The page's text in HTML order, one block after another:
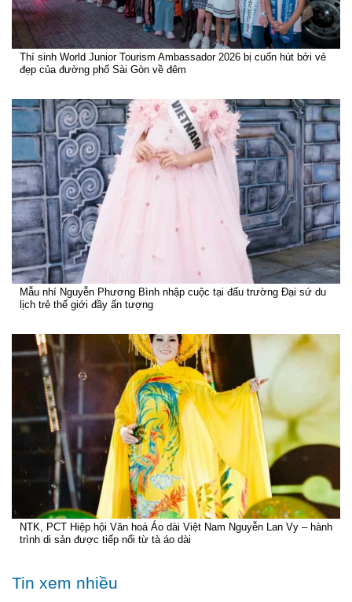
Thí sinh World Junior Tourism Ambassador 2026 bị cuốn hút bởi vẻ
đẹp của đường phố Sài Gòn về đêm
Mẫu nhí Nguyễn Phương Bình nhập cuộc tại đấu trường Đại sứ du
lịch trẻ thế giới đầy ấn tượng
NTK, PCT Hiệp hội Văn hoá Áo dài Việt Nam Nguyễn Lan Vy – hành
trình di sản được tiếp nối từ tà áo dài
Tin xem nhiều